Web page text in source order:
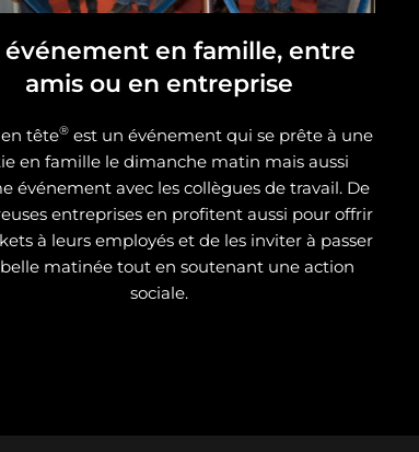
événement en famille, entre
amis ou en entreprise
tête®est un événement qui se prête à une
en famille le dimanche matin mais aussi
événement avec les collègues de travail. De
entreprises en profitent aussi pour offrir
à leurs employés et de les inviter à passer
matinée tout en soutenant une action
sociale.